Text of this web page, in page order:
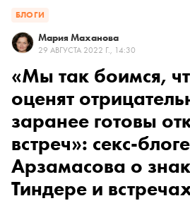
БЛОГИ
Мария Маханова
29 АВГУСТА 2022 Г., 14:30
«Мы так боимся,
оценят
заранее готовы
встреч»: секс-
Арзамасова о
Тиндере и